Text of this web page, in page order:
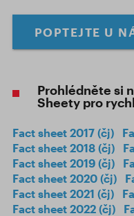
POPTEJTE U
Prohlédněte si
Sheety pro
Fact sheet 2017 (čj)
Fact sheet 2018 (čj)
Fact sheet 2019 (čj)
Fact sheet 2020 (čj)
Fact sheet 2021 (čj)
Fact sheet 2022 (čj)